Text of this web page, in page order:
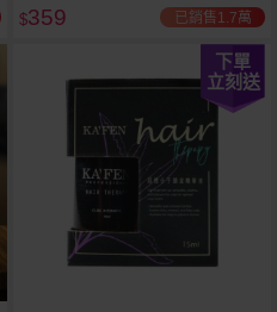
$359 已銷售1.7萬
下單
立刻送